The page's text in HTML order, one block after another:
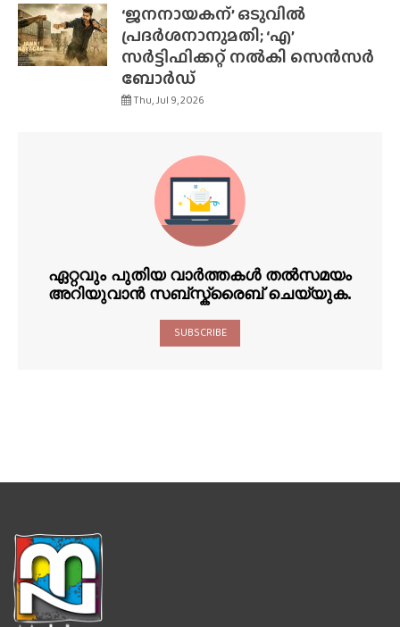
‘ജനനായകന്’ ഒടുവിൽ
പ്രദർശനാനുമതി; ‘എ’
സർട്ടിഫിക്കറ്റ് നൽകി സെൻസർ
ബോർഡ്
Thu, Jul 9, 2026
ഏറ്റവും പുതിയ വാർത്തകൾ തൽസമയം
അറിയുവാൻ സബ്സ്ക്രൈബ് ചെയ്യുക.
SUBSCRIBE